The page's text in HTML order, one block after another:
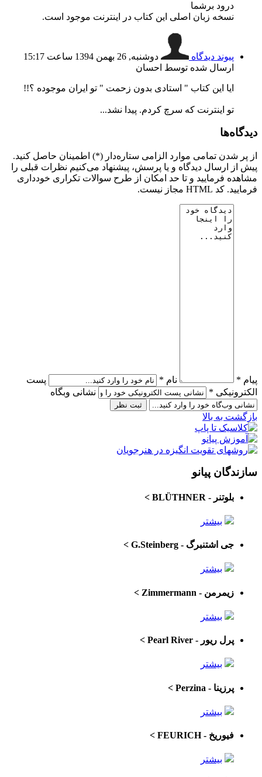
درود برشما
نسخه زبان اصلی این کتاب در اینترنت موجود است.
پیوند دیدگاه
دوشنبه, 26 بهمن 1394 ساعت 15:17
ارسال شده توسط احسان
ایا این کتاب " استادی بدون زحمت " تو ایران موجوده ؟!!
تو اینترنت که سرچ کردم. پیدا نشد...
دیدگاه‌ها
از پر شدن تمامی موارد الزامی ستاره‌دار (*) اطمینان حاصل کنید.
پیش از ارسال دیدگاه و یا پرسش، پیشنهاد می‌کنیم نظرات قبلی را
مشاهده فرمایید و تا حد امکان از طرح سوالات تکراری خودداری
فرمایید. کد HTML مجاز نیست.
پیام * نام *
پست
الکترونیکی *
نشانی وبگاه
بازگشت به بالا
سازندگان پیانو
بلوتنر - BLÜTHNER >
بیشتر
جی اشتنبرگ - G.Steinberg >
بیشتر
زیمرمن - Zimmermann >
بیشتر
پرل ریور - Pearl River >
بیشتر
پرزینا - Perzina >
بیشتر
فیوریخ - FEURICH >
بیشتر